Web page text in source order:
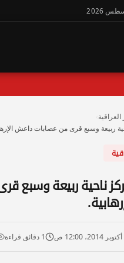
العراقية
ربيعة وسبع قرى من عصابات داعش
ناحية ربيعة وسبع
1 دقائق قراءة